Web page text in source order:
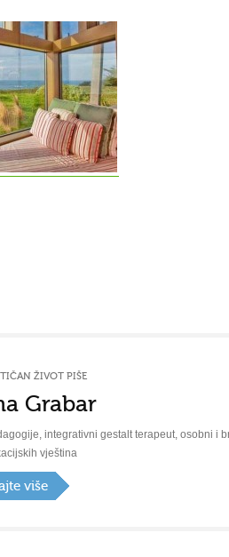
ŽIVOT PIŠE
Grabar
integrativni gestalt terapeut, osobni i
vještina
više